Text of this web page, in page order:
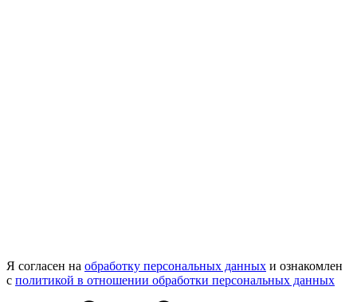
Я согласен на обработку персональных данных и ознакомлен
с политикой в отношении обработки персональных данных